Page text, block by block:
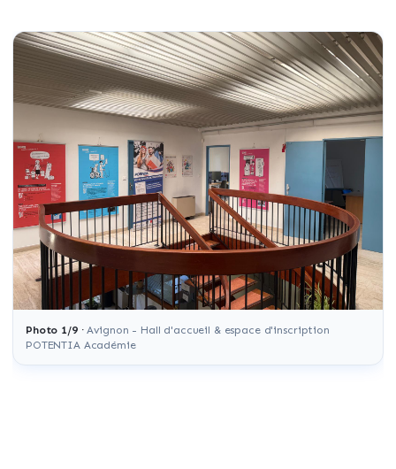
Photo 1/9·Avignon - Hall d'accueil & espace d'inscription
POTENTIA Académie